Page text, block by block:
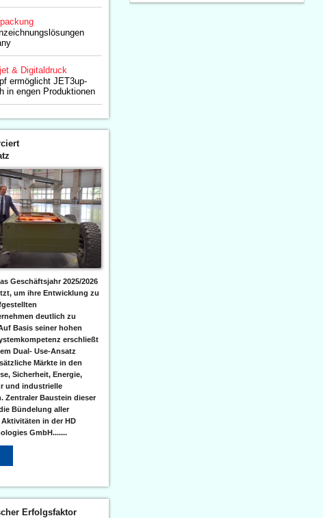
& Digitaldruck
ermöglicht JET3up-
in engen Produktionen
Geschäftsjahr 2025/2026
um ihre Entwicklung zu
deutlich zu
Basis seiner hohen
erschließt
Dual- Use-Ansatz
Märkte in den
Sicherheit, Energie,
und industrielle
Zentraler Baustein dieser
Bündelung aller
in der HD
GmbH.......
Erfolgsfaktor